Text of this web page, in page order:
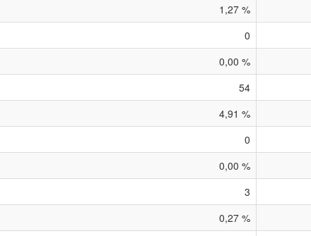
1,27 %
0
0,00 %
54
4,91 %
0
0,00 %
3
0,27 %